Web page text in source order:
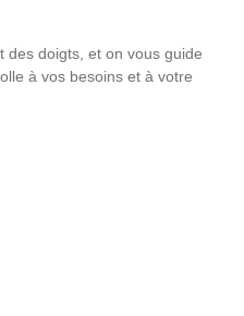
des doigts, et on vous guide
à vos besoins et à votre